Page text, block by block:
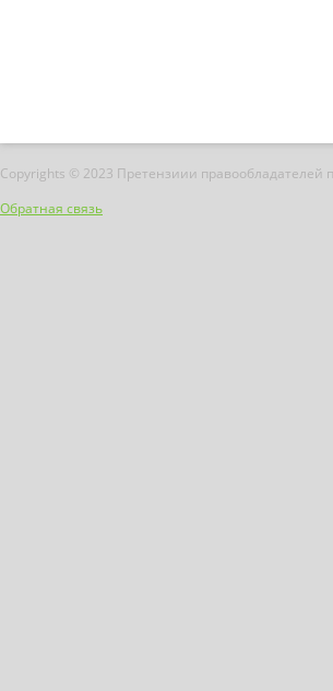
Copyrights © 2023 Претензиии правообладателей
Обратная связь